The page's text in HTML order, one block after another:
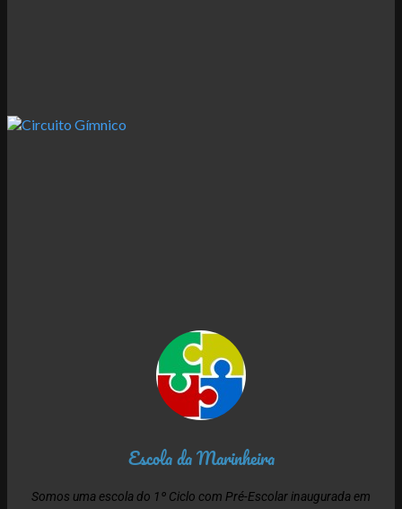
Escola da Marinheira
Somos uma escola do 1º Ciclo com Pré-Escolar inaugurada em